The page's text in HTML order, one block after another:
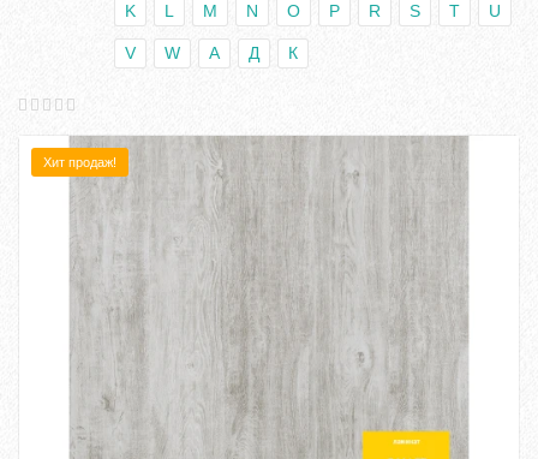
K L M N O P R S T U
V W А Д К
Хит продаж!